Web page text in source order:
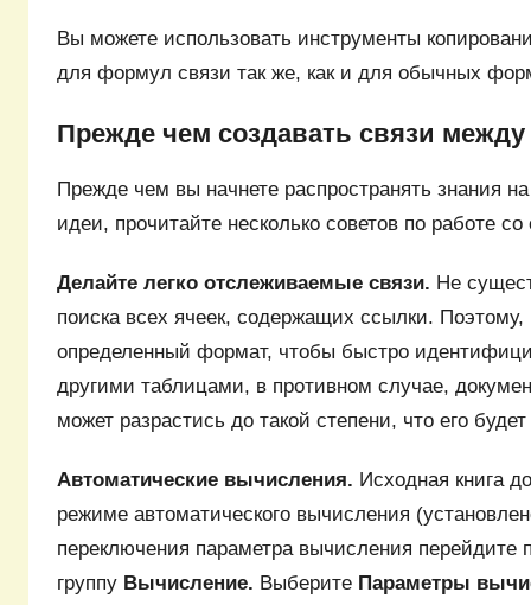
Вы можете использовать инструменты
для формул связи так же, как и для обычных
Прежде чем создавать связи
Прежде чем вы начнете распространять знания
идеи, прочитайте несколько советов по работе
Делайте легко отслеживаемые связи. Не
поиска всех ячеек, содержащих ссылки. Поэтому,
определенный формат, чтобы быстро
другими таблицами, в противном случае,
может разрастись до такой степени, что его
Автоматические вычисления. Исходная книга
режиме автоматического вычисления
переключения параметра вычисления перейдите
группу Вычисление. Выберите Параметры